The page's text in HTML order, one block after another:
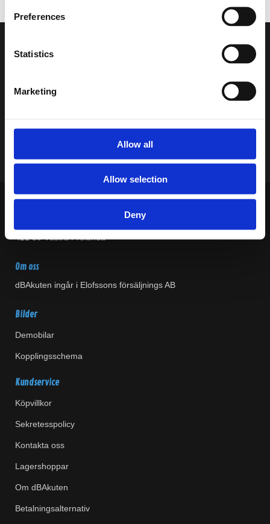
Preferences
Statistics
Marketing
Allow all
Allow selection
Deny
421 30 Västra Frölunda
Om oss
dBAkuten ingår i Elofssons försäljnings AB
Bilder
Demobilar
Kopplingsschema
Kundservice
Köpvillkor
Sekretesspolicy
Kontakta oss
Lagershoppar
Om dBAkuten
Betalningsalternativ